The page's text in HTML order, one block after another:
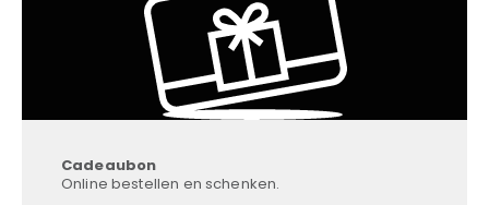
Cadeaubon
Online bestellen en schenken.